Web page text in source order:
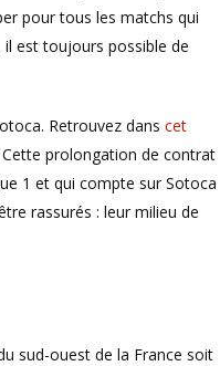
pour tous les matchs qui
est toujours possible de
Retrouvez dans cet
prolongation de contrat
1 et qui compte sur Sotoca
rassurés : leur milieu de
sud-ouest de la France soit